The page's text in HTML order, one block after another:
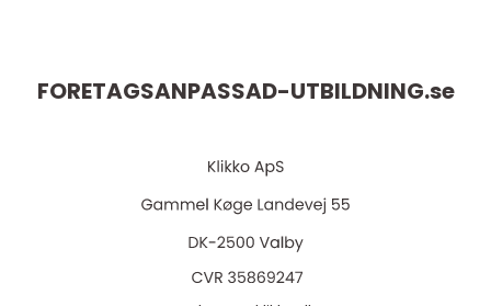
FORETAGSANPASSAD-UTBILDNING.se